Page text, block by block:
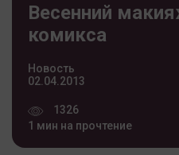
Весенний
комикса
Новость
02.04.2013
1326
1 мин на прочтение